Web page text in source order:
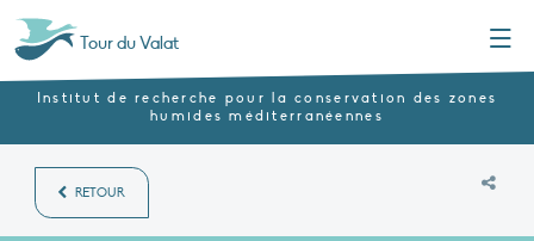
Tour du Valat
Institut de recherche pour la conservation des zones
humides méditerranéennes
RETOUR